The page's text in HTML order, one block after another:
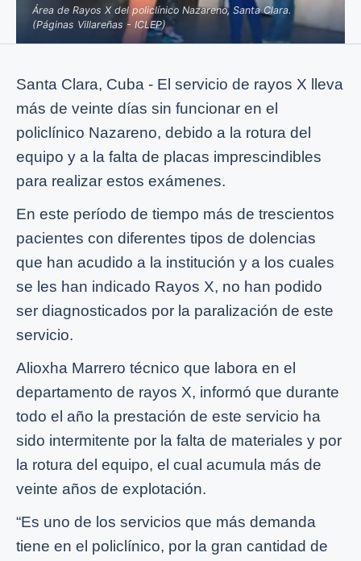
Área de Rayos X del policlínico Nazareno, Santa Clara.
(Páginas Villareñas - ICLEP)
Santa Clara, Cuba - El servicio de rayos X lleva
más de veinte días sin funcionar en el
policlínico Nazareno, debido a la rotura del
equipo y a la falta de placas imprescindibles
para realizar estos exámenes.
En este período de tiempo más de trescientos
pacientes con diferentes tipos de dolencias
que han acudido a la institución y a los cuales
se les han indicado Rayos X, no han podido
ser diagnosticados por la paralización de este
servicio.
Alioxha Marrero técnico que labora en el
departamento de rayos X, informó que durante
todo el año la prestación de este servicio ha
sido intermitente por la falta de materiales y por
la rotura del equipo, el cual acumula más de
veinte años de explotación.
“Es uno de los servicios que más demanda
tiene en el policlínico, por la gran cantidad de